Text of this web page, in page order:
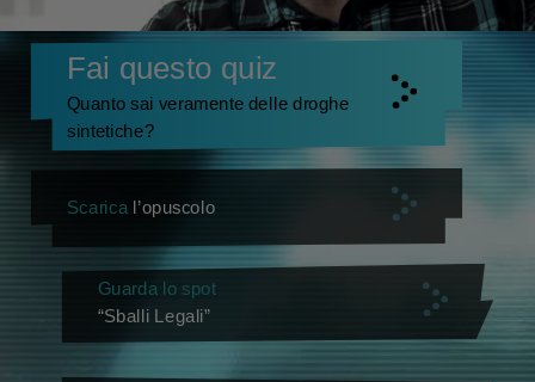
Fai questo quiz
Quanto sai veramente delle droghe
sintetiche?
Scarica l’opuscolo
Guarda lo spot
“Sballi Legali”